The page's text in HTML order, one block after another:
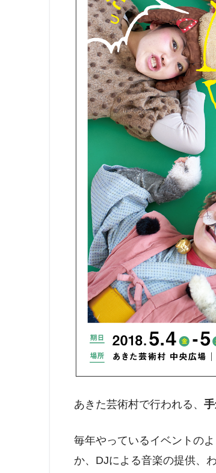
あきた芸術村で行われる、
毎年やっているイベントの
か、DJによる音楽の提供、